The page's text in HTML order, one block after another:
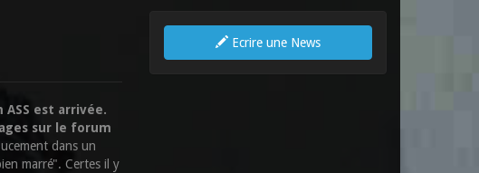
est arrivée.
sur le forum
dans un
marré". Certes il y
Ecrire une News